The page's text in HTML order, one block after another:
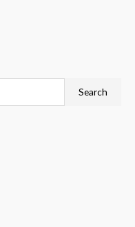
Search